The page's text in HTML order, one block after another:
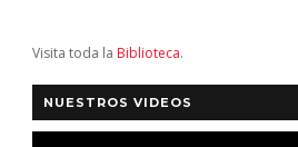
Visita toda la Biblioteca.
NUESTROS VIDEOS